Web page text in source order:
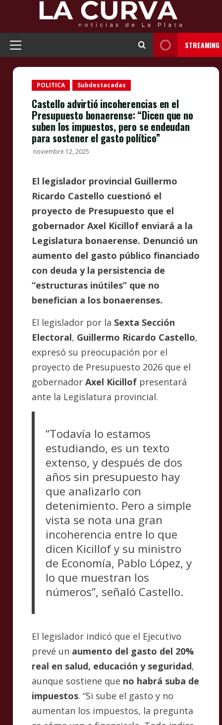
content
Primary
STREAMING
POLITICA Subdestacadas
Castello advirtió incoherencias en el
Presupuesto bonaerense: “Dicen que no
suben los impuestos, pero se endeudan
para sostener el gasto político”
noviembre 12, 2025
El legislador provincial Guillermo
Ricardo Castello cuestionó el
proyecto de Presupuesto que el
gobernador Axel Kicillof enviará a la
Legislatura bonaerense. Denunció un
aumento del gasto público financiado
con deuda y la persistencia de
“estructuras inútiles” que no
benefician a los bonaerenses.
El legislador por la Sexta Sección
Electoral, Guillermo Ricardo Castello,
expresó su preocupación por el
proyecto de Presupuesto 2026 que el
gobernador Axel Kicillof presentará
ante la Legislatura provincial.
“Todavía lo estamos
estudiando, es un texto
extenso, y después de dos
años sin presupuesto hay
que analizarlo con
detenimiento. Pero a simple
vista se nota una gran
incoherencia entre lo que
dicen Kicillof y su ministro
de Economía, Pablo López, y
lo que muestran los
números”, señaló Castello.
El legislador indicó que el Ejecutivo
prevé un aumento del gasto del 20%
real en salud, educación y seguridad,
aunque sostiene que no habrá suba de
impuestos. “Si sube el gasto y no
aumentan los impuestos, la pregunta